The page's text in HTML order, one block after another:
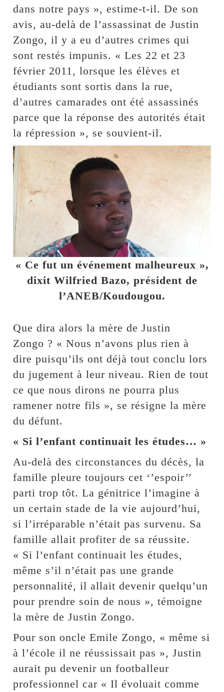
dans notre pays », estime-t-il. De son
avis, au-delà de l’assassinat de Justin
Zongo, il y a eu d’autres crimes qui
sont restés impunis. « Les 22 et 23
février 2011, lorsque les élèves et
étudiants sont sortis dans la rue,
d’autres camarades ont été assassinés
parce que la réponse des autorités était
la répression », se souvient-il.
« Ce fut un événement malheureux »,
dixit Wilfried Bazo, président de
l’ANEB/Koudougou.
Que dira alors la mère de Justin
Zongo ? « Nous n’avons plus rien à
dire puisqu’ils ont déjà tout conclu lors
du jugement à leur niveau. Rien de tout
ce que nous dirons ne pourra plus
ramener notre fils », se résigne la mère
du défunt.
« Si l’enfant continuait les études… »
Au-delà des circonstances du décès, la
famille pleure toujours cet ‘’espoir’’
parti trop tôt. La génitrice l’imagine à
un certain stade de la vie aujourd’hui,
si l’irréparable n’était pas survenu. Sa
famille allait profiter de sa réussite.
« Si l’enfant continuait les études,
même s’il n’était pas une grande
personnalité, il allait devenir quelqu’un
pour prendre soin de nous », témoigne
la mère de Justin Zongo.
Pour son oncle Emile Zongo, « même si
à l’école il ne réussissait pas », Justin
aurait pu devenir un footballeur
professionnel car « Il évoluait comme